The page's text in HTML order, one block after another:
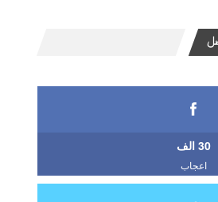
30 الف
اعجاب